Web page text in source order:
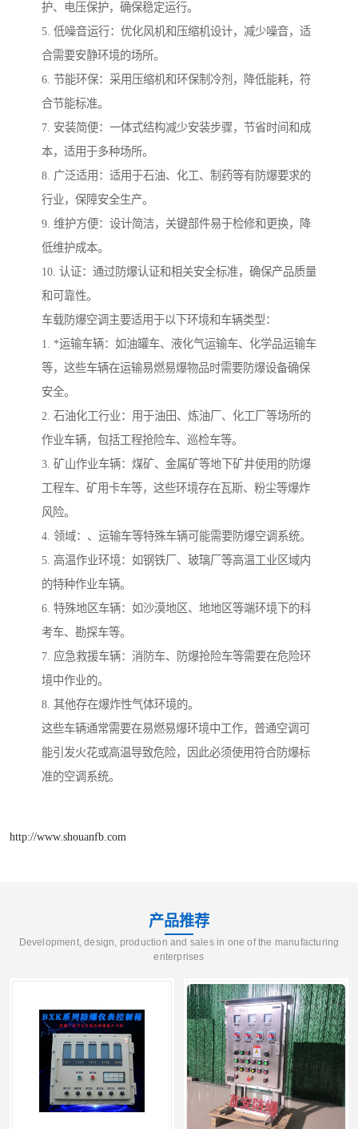
护、电压保护，确保稳定运行。
5. 低噪音运行：优化风机和压缩机设计，减少噪音，适
合需要安静环境的场所。
6. 节能环保：采用压缩机和环保制冷剂，降低能耗，符
合节能标准。
7. 安装简便：一体式结构减少安装步骤，节省时间和成
本，适用于多种场所。
8. 广泛适用：适用于石油、化工、制药等有防爆要求的
行业，保障安全生产。
9. 维护方便：设计简洁，关键部件易于检修和更换，降
低维护成本。
10. 认证：通过防爆认证和相关安全标准，确保产品质量
和可靠性。
车载防爆空调主要适用于以下环境和车辆类型：
1. *运输车辆：如油罐车、液化气运输车、化学品运输车
等，这些车辆在运输易燃易爆物品时需要防爆设备确保
安全。
2. 石油化工行业：用于油田、炼油厂、化工厂等场所的
作业车辆，包括工程抢险车、巡检车等。
3. 矿山作业车辆：煤矿、金属矿等地下矿井使用的防爆
工程车、矿用卡车等，这些环境存在瓦斯、粉尘等爆炸
风险。
4. 领域：、运输车等特殊车辆可能需要防爆空调系统。
5. 高温作业环境：如钢铁厂、玻璃厂等高温工业区域内
的特种作业车辆。
6. 特殊地区车辆：如沙漠地区、地地区等端环境下的科
考车、勘探车等。
7. 应急救援车辆：消防车、防爆抢险车等需要在危险环
境中作业的。
8. 其他存在爆炸性气体环境的。
这些车辆通常需要在易燃易爆环境中工作，普通空调可
能引发火花或高温导致危险，因此必须使用符合防爆标
准的空调系统。
http://www.shouanfb.com
产品推荐
Development, design, production and sales in one of the manufacturing
enterprises